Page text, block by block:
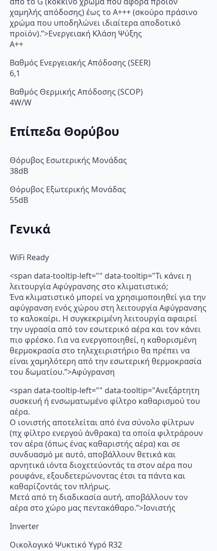
χαμηλής απόδοσης) έως το Α+++ (σκούρο πράσινο
χρώμα που υποδηλώνει ιδιαίτερα αποδοτικό
προϊόν).”>Ενεργειακή Κλάση Ψύξης
A++
Βαθμός Ενεργειακής Απόδοσης (SEER)
6,1
Βαθμός Θερμικής Απόδοσης (SCOP)
4W/W
Επίπεδα Θορύβου
Θόρυβος Εσωτερικής Μονάδας
38dB
Θόρυβος Εξωτερικής Μονάδας
55dB
Γενικά
WiFi Ready
<span data-tooltip-left="" data-tooltip="Τι κάνει η
λειτουργία Αφύγρανσης στο κλιματιστικό;
Ένα κλιματιστικό μπορεί να χρησιμοποιηθεί για την
αφύγρανση ενός χώρου στη λειτουργία Αφύγρανσης
το καλοκαίρι. Η συγκεκριμένη λειτουργία αφαιρεί
την υγρασία από τον εσωτερικό αέρα και τον κάνει
πιο φρέσκο. Για να ενεργοποιηθεί, η καθορισμένη
θερμοκρασία στο τηλεχειριστήριο θα πρέπει να
είναι χαμηλότερη από την εσωτερική θερμοκρασία
του δωματίου.”>Αφύγρανση
<span data-tooltip-left="" data-tooltip="Ανεξάρτητη
συσκευή ή ενσωματωμένο φίλτρο καθαρισμού του
αέρα.
Ο ιονιστής αποτελείται από ένα σύνολο φίλτρων
(πχ φίλτρο ενεργού άνθρακα) τα οποία φιλτράρουν
τον αέρα (όπως ένας καθαριστής αέρα) και σε
συνδυασμό με αυτό, αποβάλλουν θετικά και
αρνητικά ιόντα διοχετεύοντάς τα στον αέρα που
ρουφάνε, εξουδετερώνοντας έτσι τα πάντα και
καθαρίζοντάς τον πλήρως.
Μετά από τη διαδικασία αυτή, αποβάλλουν τον
αέρα στο χώρο μας πεντακάθαρο.”>Ιονιστής
Inverter
Οικολογικό Ψυκτικό Υγρό R32